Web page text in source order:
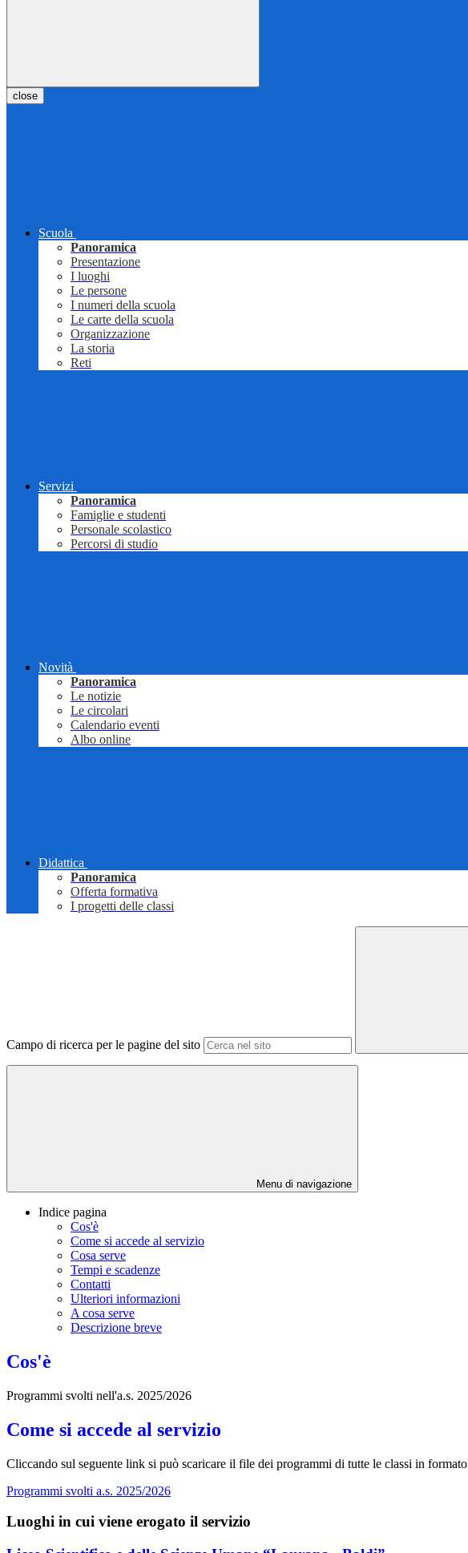
close
Scuola
Panoramica
Presentazione
I luoghi
Le persone
I numeri della scuola
Le carte della scuola
Organizzazione
La storia
Reti
Servizi
Panoramica
Famiglie e studenti
Personale scolastico
Percorsi di studio
Novità
Panoramica
Le notizie
Le circolari
Calendario eventi
Albo online
Didattica
Panoramica
Offerta formativa
I progetti delle classi
Campo di ricerca per le pagine del sito
Menu di navigazione
Indice pagina
Cos'è
Come si accede al servizio
Cosa serve
Tempi e scadenze
Contatti
Ulteriori informazioni
A cosa serve
Descrizione breve
Cos'è
Programmi svolti nell'a.s. 2025/2026
Come si accede al servizio
Cliccando sul seguente link si può scaricare il file dei programmi di tutte le classi in formato
Programmi svolti a.s. 2025/2026
Luoghi in cui viene erogato il servizio